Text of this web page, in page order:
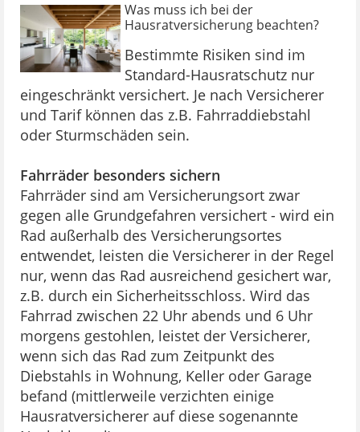
Was muss ich bei der
Hausratversicherung beachten?
Bestimmte Risiken sind im
Standard-Hausratschutz nur
eingeschränkt versichert. Je nach Versicherer
und Tarif können das z.B. Fahrraddiebstahl
oder Sturmschäden sein.
Fahrräder besonders sichern
Fahrräder sind am Versicherungsort zwar
gegen alle Grundgefahren versichert - wird ein
Rad außerhalb des Versicherungsortes
entwendet, leisten die Versicherer in der Regel
nur, wenn das Rad ausreichend gesichert war,
z.B. durch ein Sicherheitsschloss. Wird das
Fahrrad zwischen 22 Uhr abends und 6 Uhr
morgens gestohlen, leistet der Versicherer,
wenn sich das Rad zum Zeitpunkt des
Diebstahls in Wohnung, Keller oder Garage
befand (mittlerweile verzichten einige
Hausratversicherer auf diese sogenannte